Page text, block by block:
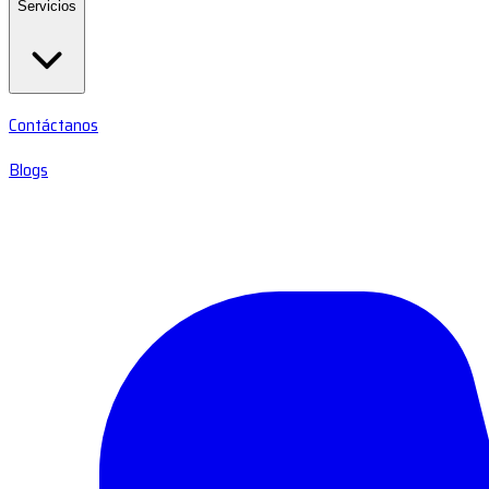
Servicios
Contáctanos
Blogs